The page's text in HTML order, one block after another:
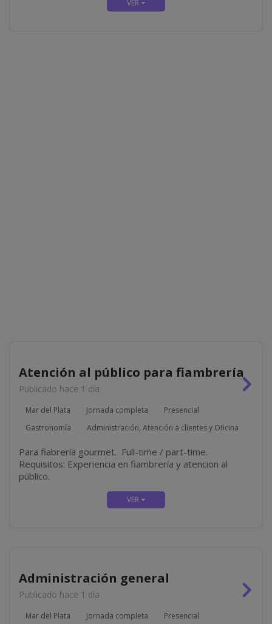
Atención al público para fiambrería
Publicado hace 1 día
Mar del Plata Jornada completa
Presencial
Gastronomía
Administración, Atención a clientes y Oficina
Para fiabrería gourmet. Full-time / part-time.
Requisitos: Experiencia en fiambrería y atencion al
público.
Administración general
Publicado hace 1 día
Mar del Plata Jornada completa
Presencial